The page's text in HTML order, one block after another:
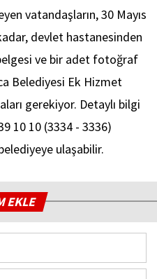
vatandaşların, 30 Mayıs
devlet hastanesinden
ve bir adet fotoğraf
Belediyesi Ek Hizmet
gerekiyor. Detaylı bilgi
10 10 (3334 - 3336)
ulaşabilir.
EKLE